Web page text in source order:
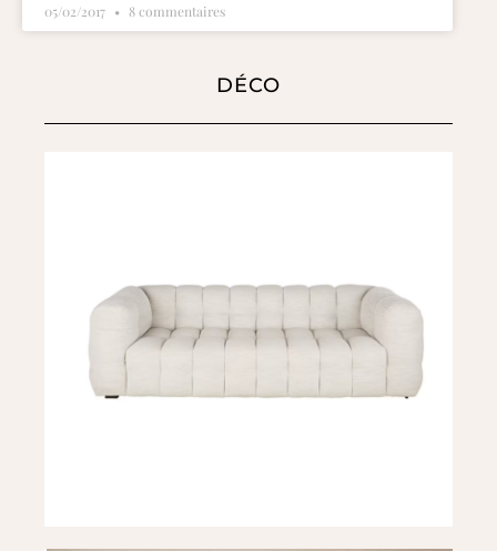
05/02/2017 8 commentaires
DÉCO